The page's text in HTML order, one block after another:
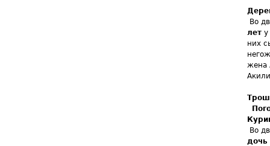
Во
лет у
них
жена
Во
дочь